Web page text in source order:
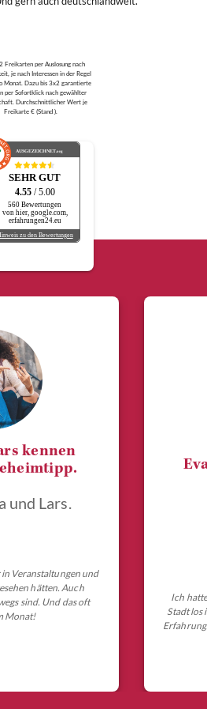
Freikarten per Auslosung nach
je nach Interessen in der Regel
Monat. Dazu bis 3x2 garantierte
per Sofortklick nach gewählter
Durchschnittlicher Wert je
Freikarte € (Stand ).
AUSGEZEICHNET.org
SEHR GUT
4.55 / 5.00
560 Bewertungen
von hier, google.com,
erfahrungen24.eu
zu den Bewertungen
kennen
und Lars.
Veranstaltungen und
hätten. Auch
sind. Und das oft
Monat!
Ich
Stadt los